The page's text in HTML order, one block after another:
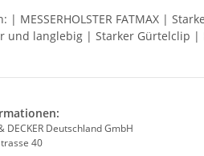
| MESSERHOLSTER FATMAX |
und langlebig | Starker Gürtelclip |
DECKER Deutschland GmbH
40